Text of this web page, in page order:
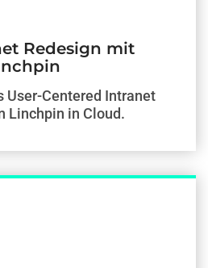
Redesign mit
User-Centered Intranet
Linchpin in Cloud.